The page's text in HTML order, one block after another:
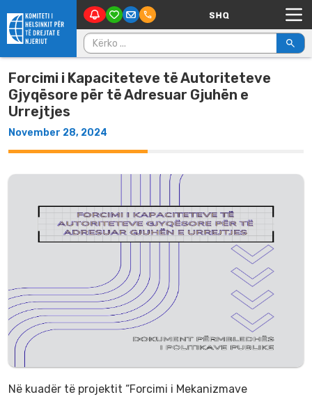
Skip to content Main Navigation
Kërko për:
Forcimi i Kapaciteteve të Autoriteteve
Gjyqësore për të Adresuar Gjuhën e
Urrejtjes
November 28, 2024
Në kuadër të projektit “Forcimi i Mekanizmave